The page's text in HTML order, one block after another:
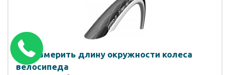
Как измерить длину окружности колеса
велосипеда